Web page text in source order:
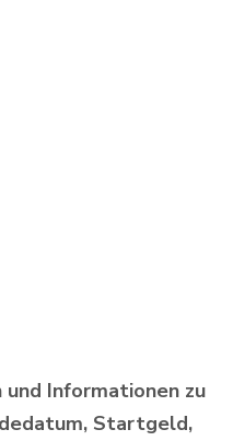
und Informationen zu
Startgeld,